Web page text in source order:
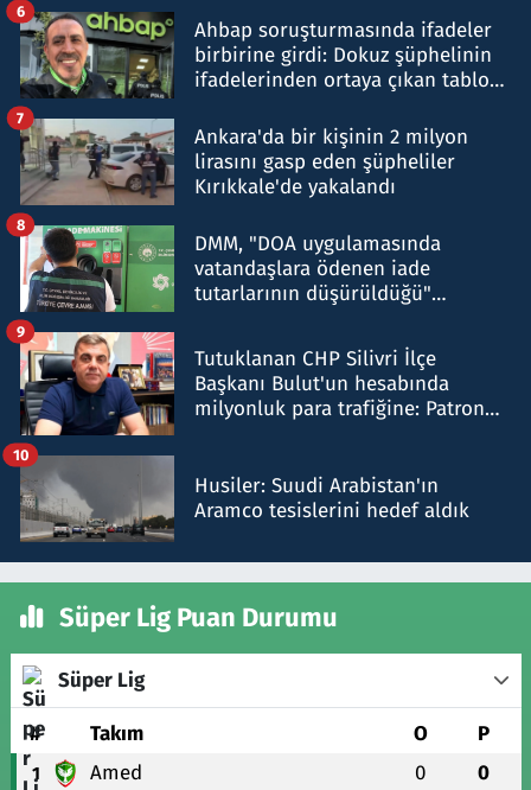
Ahbap soruşturmasında ifadeler
birbirine girdi: Dokuz şüphelinin
ifadelerinden ortaya çıkan tablo
6
Ankara'da bir kişinin 2 milyon
lirasını gasp eden şüpheliler
Kırıkkale'de yakalandı
7
DMM, "DOA uygulamasında
vatandaşlara ödenen iade
tutarlarının düşürüldüğü"
8
Tutuklanan CHP Silivri İlçe
Başkanı Bulut'un hesabında
milyonluk para trafiğine: Patron
9
Husiler: Suudi Arabistan'ın
Aramco tesislerini hedef aldık
10
Süper Lig Puan Durumu
Süper Lig
# Takım O P
1 Amed 0 0